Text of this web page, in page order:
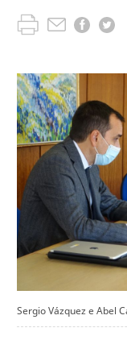
Sergio Vázquez e Abel